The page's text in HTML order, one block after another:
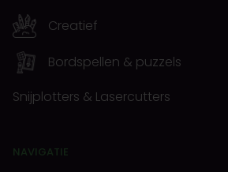
Creatief
Bordspellen & puzzels
Snijplotters & Lasercutters
NAVIGATIE